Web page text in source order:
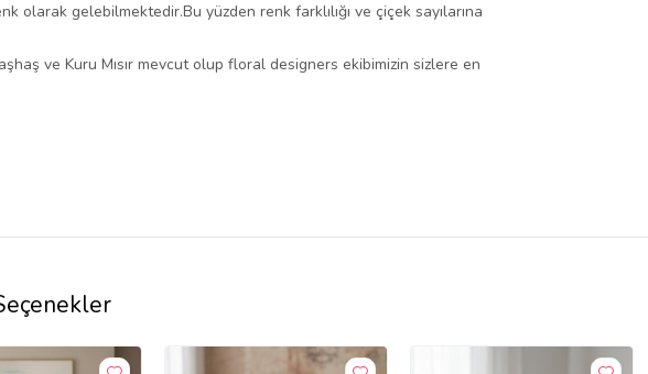
olarak gelebilmektedir.Bu yüzden renk farklılığı ve çiçek sayılarına
ve Kuru Mısır mevcut olup floral designers ekibimizin sizlere en